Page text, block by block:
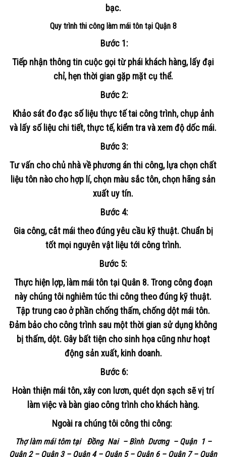
bạc.
Quy trình thi công làm mái tôn tại Quận 8
Bước 1:
Tiếp nhận thông tin cuộc gọi từ phái khách hàng, lấy đại
chỉ, hẹn thời gian gặp mặt cụ thể.
Bước 2:
Khảo sát đo đạc số liệu thực tế tai công trình, chụp ảnh
và lấy số liệu chi tiết, thực tế, kiểm tra và xem độ dốc mái.
Bước 3:
Tư vấn cho chủ nhà về phương án thi công, lựa chọn chất
liệu tôn nào cho hợp lí, chọn màu sắc tôn, chọn hãng sản
xuất uy tín.
Bước 4:
Gia công, cắt mái theo đúng yêu cầu kỹ thuật. Chuẩn bị
tốt mọi nguyên vật liệu tới công trình.
Bước 5:
Thực hiện lợp, làm mái tôn tại Quân 8. Trong công đoạn
này chúng tôi nghiêm túc thi công theo đúng kỹ thuật.
Tập trung cao ở phần chống thấm, chống dột mái tôn.
Đảm bảo cho công trình sau một thời gian sử dụng không
bị thấm, dột. Gây bất tiện cho sinh họa cũng như hoạt
động sản xuất, kinh doanh.
Bước 6:
Hoàn thiện mái tôn, xây con lươn, quét dọn sạch sẽ vị trí
làm việc và bàn giao công trình cho khách hàng.
Ngoài ra chúng tôi công thi công:
Thợ làm mái tôm tại Đồng Nai – Bình Dương – Quận 1 –
Quận 2 – Quận 3 – Quận 4 – Quận 5 – Quận 6 – Quận 7 – Quận